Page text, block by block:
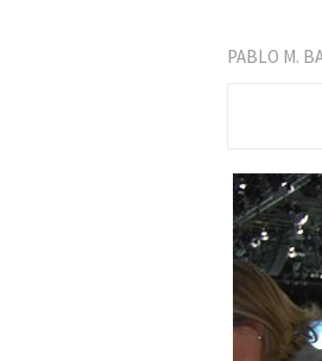
PABLO M.